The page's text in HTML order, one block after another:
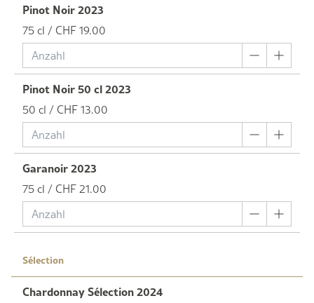
Pinot Noir 2023
75 cl / CHF 19.00
Pinot Noir 50 cl 2023
50 cl / CHF 13.00
Garanoir 2023
75 cl / CHF 21.00
Sélection
Chardonnay Sélection 2024